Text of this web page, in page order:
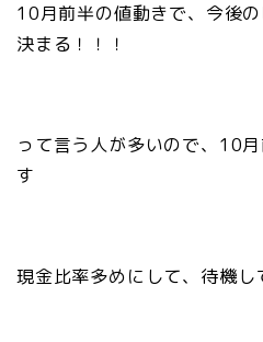
10月前半の値動きで、今後
決まる！！！
って言う人が多いので、10
す
現金比率多めにして、待機し